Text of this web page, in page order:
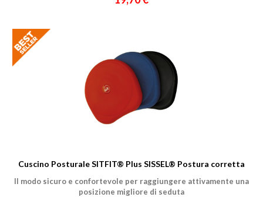
Cuscino Posturale SITFIT® Plus SISSEL® Postura corretta
Il modo sicuro e confortevole per raggiungere attivamente una
posizione migliore di seduta